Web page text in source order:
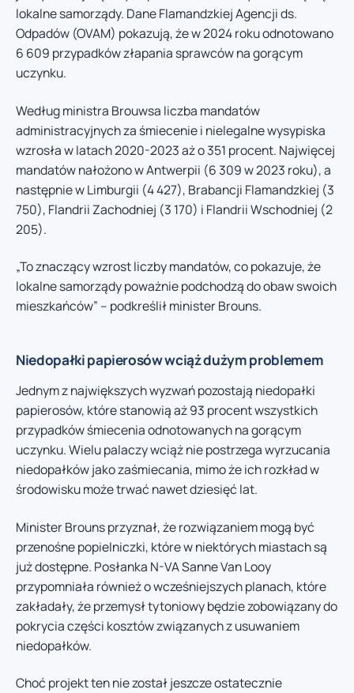
lokalne samorządy. Dane Flamandzkiej Agencji ds.
Odpadów (OVAM) pokazują, że w 2024 roku odnotowano
6 609 przypadków złapania sprawców na gorącym
uczynku.
Według ministra Brouwsa liczba mandatów
administracyjnych za śmiecenie i nielegalne wysypiska
wzrosła w latach 2020-2023 aż o 351 procent. Najwięcej
mandatów nałożono w Antwerpii (6 309 w 2023 roku), a
następnie w Limburgii (4 427), Brabancji Flamandzkiej (3
750), Flandrii Zachodniej (3 170) i Flandrii Wschodniej (2
205).
„To znaczący wzrost liczby mandatów, co pokazuje, że
lokalne samorządy poważnie podchodzą do obaw swoich
mieszkańców” – podkreślił minister Brouns.
Niedopałki papierosów wciąż dużym problemem
Jednym z największych wyzwań pozostają niedopałki
papierosów, które stanowią aż 93 procent wszystkich
przypadków śmiecenia odnotowanych na gorącym
uczynku. Wielu palaczy wciąż nie postrzega wyrzucania
niedopałków jako zaśmiecania, mimo że ich rozkład w
środowisku może trwać nawet dziesięć lat.
Minister Brouns przyznał, że rozwiązaniem mogą być
przenośne popielniczki, które w niektórych miastach są
już dostępne. Posłanka N-VA Sanne Van Looy
przypomniała również o wcześniejszych planach, które
zakładały, że przemysł tytoniowy będzie zobowiązany do
pokrycia części kosztów związanych z usuwaniem
niedopałków.
Choć projekt ten nie został jeszcze ostatecznie